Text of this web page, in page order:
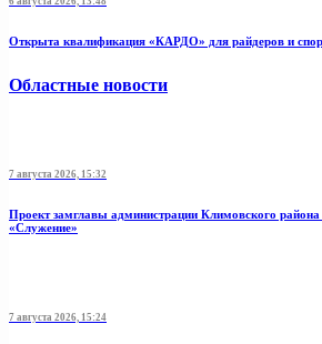
Открыта квалификация «КАРДО» для райдеров и
Областные новости
7 августа 2026, 15:32
Проект замглавы администрации Климовского района
«Служение»
7 августа 2026, 15:24